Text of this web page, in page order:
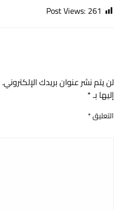
Post Views: 261
لن يتم نشر عنوان بريدك الإلكتروني.
إليها بـ*
التعليق*